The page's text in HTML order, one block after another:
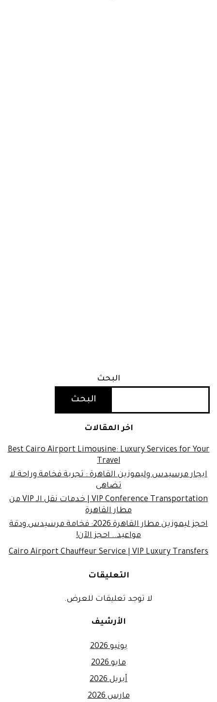
البحث
البحث
اخر المقالات
Best Cairo Airport Limousine: Luxury Services for Your
Travel
ايجار مرسيدس وليموزين القاهرة : تجربة فخامة وراحة لا
تضاهى
VIP Conference Transportation | خدمات نقل الـ VIP من
مطار القاهرة
احجز ليموزين مطار القاهرة 2026: فخامة مرسيدس ودقة
مواعيد.. احجز الآن!
Cairo Airport Chauffeur Service | VIP Luxury Transfers
التعليقات
لا توجد تعليقات للعرض.
الأرشيف
يونيو 2026
مايو 2026
أبريل 2026
مارس 2026